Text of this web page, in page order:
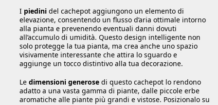
I piedini del cachepot aggiungono un elemento di
elevazione, consentendo un flusso d’aria ottimale intorno
alla pianta e prevenendo eventuali danni dovuti
all’accumulo di umidità. Questo design intelligente non
solo protegge la tua pianta, ma crea anche uno spazio
visivamente interessante che attira lo sguardo e
aggiunge un tocco distintivo alla tua decorazione.
Le dimensioni generose di questo cachepot lo rendono
adatto a una vasta gamma di piante, dalle piccole erbe
aromatiche alle piante più grandi e vistose. Posizionalo su